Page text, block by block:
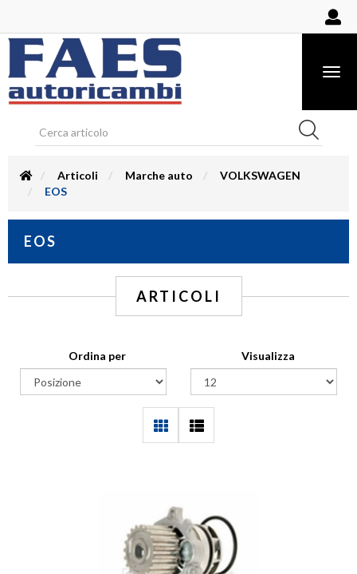
Articoli Marche auto
VOLKSWAGEN
EOS
EOS
ARTICOLI
Ordina per Visualizza